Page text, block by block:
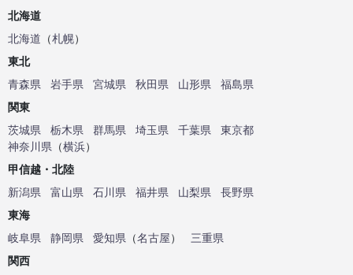
北海道
北海道 （札幌）
東北
青森県
岩手県 宮城県 秋田県 山形県
福島県
関東
茨城県
栃木県 群馬県 埼玉県 千葉県
東京都
神奈川県 （横浜）
甲信越・北陸
新潟県
富山県 石川県 福井県 山梨県
長野県
東海
岐阜県
静岡県 愛知県 （名古屋）
三重県
関西